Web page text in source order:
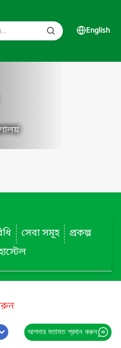
English
সেবা সমূহ
প্রকল্প
আপনার মতামত প্রদান করুন